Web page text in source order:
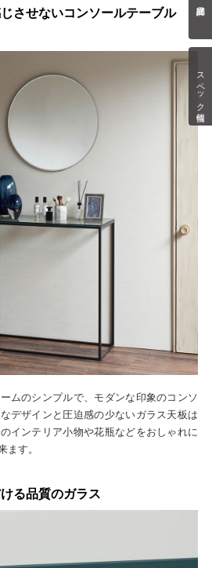
スペック情報
させないコンソールテーブル
ムのシンプルで、モダンな印象のコンソ
デザインと圧迫感の少ないガラス天板は
インテリア小物や花瓶などをおしゃれに
ます。
る品質のガラス